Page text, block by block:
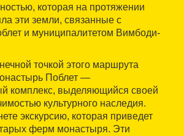
которая на протяжении
эти земли, связанные с
и муниципалитетом Вимбоди-
точкой этого маршрута
Поблет —
комплекс, выделяющийся своей
культурного наследия.
экскурсию, которая приведет
ферм монастыря. Эти